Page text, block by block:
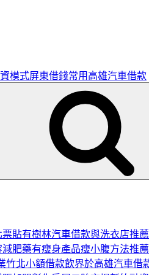
模式屏東借錢常用高雄汽車借款
貼有樹林汽車借款與洗衣店推薦
肥藥有瘦身產品瘦小腹方法推薦
竹北小額借款飲界於高雄汽車借